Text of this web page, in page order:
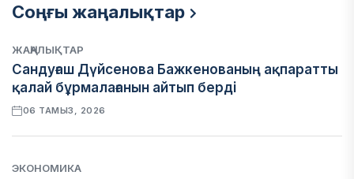
Соңғы жаңалықтар
ЖАҢАЛЫҚТАР
Сандуғаш Дүйсенова Бажкенованың ақпаратты
қалай бұрмалағанын айтып берді
06 ТАМЫЗ, 2026
ЭКОНОМИКА